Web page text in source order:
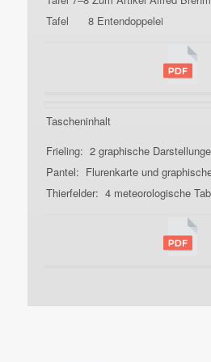
Tafel 8 Entendoppelei
Tascheninhalt
Frieling: 2 graphische
Pantel: Flurenkarte und
Thierfelder: 4 meteorologische